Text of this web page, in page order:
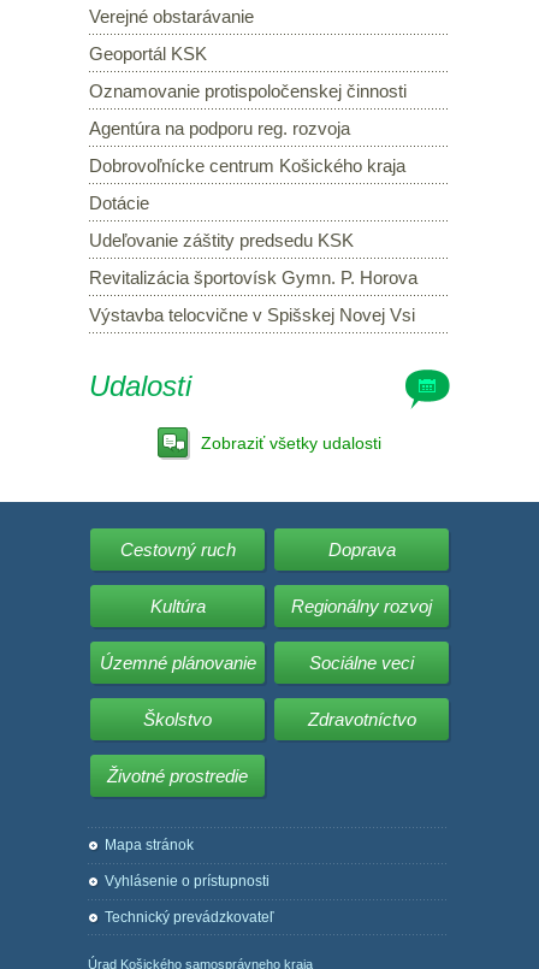
Verejné obstarávanie
Geoportál KSK
Oznamovanie protispoločenskej činnosti
Agentúra na podporu reg. rozvoja
Dobrovoľnícke centrum Košického kraja
Dotácie
Udeľovanie záštity predsedu KSK
Revitalizácia športovísk Gymn. P. Horova
Výstavba telocvične v Spišskej Novej Vsi
Udalosti
Zobraziť všetky udalosti
Cestovný ruch Doprava
Kultúra Regionálny rozvoj
Územné plánovanie Sociálne veci
Školstvo Zdravotníctvo
Životné prostredie
Mapa stránok
Vyhlásenie o prístupnosti
Technický prevádzkovateľ
Úrad Košického samosprávneho kraja